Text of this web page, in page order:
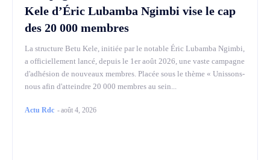
Kele d’Éric Lubamba Ngimbi vise le cap
des 20 000 membres
La structure Betu Kele, initiée par le notable Éric Lubamba Ngimbi,
a officiellement lancé, depuis le 1er août 2026, une vaste campagne
d'adhésion de nouveaux membres. Placée sous le thème « Unissons-
nous afin d'atteindre 20 000 membres au sein...
Actu Rdc -août 4, 2026